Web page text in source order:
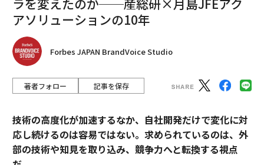
ラを変えたのか──産総研×月島JFEアク
アソリューションの10年
Forbes JAPAN BrandVoice Studio
著者フォロー 記事を保存
技術の高度化が加速するなか、自社開発だけで変化に対
応し続けるのは容易ではない。求められているのは、外
部の技術や知見を取り込み、競争力へと転換する視点